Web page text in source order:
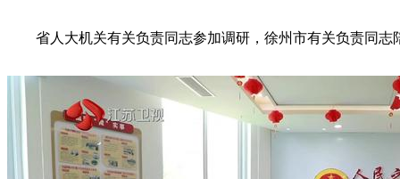
省人大机关有关负责同志参加调研，徐州市有关负责同志